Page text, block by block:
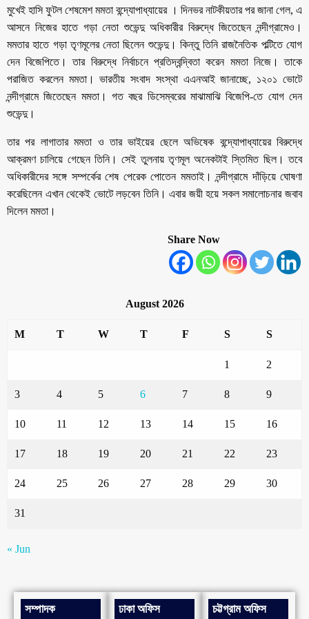
মুখেই হাসি ফুটল শেষমেশ মমতা বন্দ্যোপাধ্যায়ের । দিনভর নাটকীয়তার পর জানা গেল, এ
আসনে নিজের হাতে গড়া নেতা শুভেন্দু অধিকারীর বিরুদ্ধে জিতেছেন নন্দীগ্রামেও।
মমতার হাতে গড়া তৃণমূলের নেতা ছিলেন শুভেন্দু। কিন্তু তিনি রাজনৈতিক পল্টিতে যোগ
দেন বিজেপিতে। তার বিরুদ্ধে নির্বাচনে প্রতিদ্বন্দ্বিতা করেন মমতা নিজে। তাকে
পরাজিত করলেন মমতা। ভারতীয় সংবাদ সংস্থা এএনআই জানাচ্ছে, ১২০১ ভোটে
নন্দীগ্রামে জিতেছেন মমতা। গত বছর ডিসেম্বরের মাঝামাঝি বিজেপি-তে যোগ দেন
শুভেন্দু।
তার পর লাগাতার মমতা ও তার ভাইয়ের ছেলে অভিষেক বন্দ্যোপাধ্যায়ের বিরুদ্ধে
আক্রমণ চালিয়ে গেছেন তিনি। সেই তুলনায় তৃণমূল অনেকটাই স্তিমিত ছিল। তবে
অধিকারীদের সঙ্গে সম্পর্কের শেষ পেরেক পোতেন মমতাই। নন্দীগ্রামে দাঁড়িয়ে ঘোষণা
করেছিলেন এখান থেকেই ভোটে লড়বেন তিনি। এবার জয়ী হয়ে সকল সমালোচনার জবাব
দিলেন মমতা।
Share Now
August 2026
M T W T F S S
1 2
3 4 5 6 7 8 9
10 11 12 13 14 15 16
17 18 19 20 21 22 23
24 25 26 27 28 29 30
31
« Jun
সম্পাদক ঢাকা অফিস চট্টগ্রাম অফিস